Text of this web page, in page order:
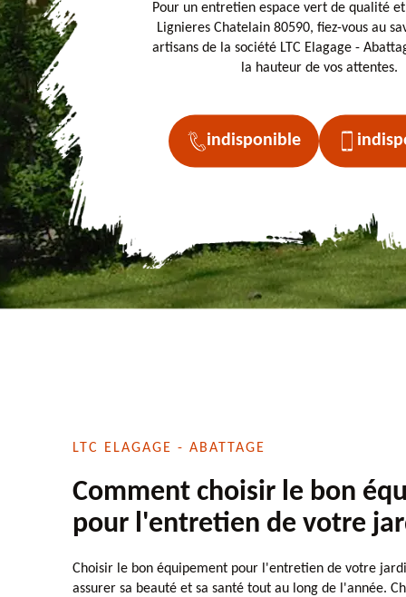
Pour un entretien espace vert de qualité
Lignieres Chatelain 80590, fiez-vous au
artisans de la société LTC Elagage -
la hauteur de vos attentes.
indisponible
LTC ELAGAGE - ABATTAGE
Comment choisir le bon
pour l'entretien de votre
Choisir le bon équipement pour l'entretien de votre
assurer sa beauté et sa santé tout au long de l'année.